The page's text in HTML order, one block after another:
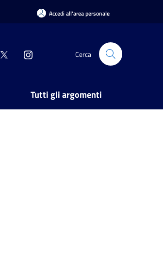
Accedi all'area personale
Cerca
Tutti gli argomenti